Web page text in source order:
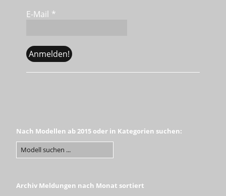
E-Mail *
Nach Modellen ab 2015 oder in Kategorien suchen:
Archiv Meldungen nach Monat sortiert